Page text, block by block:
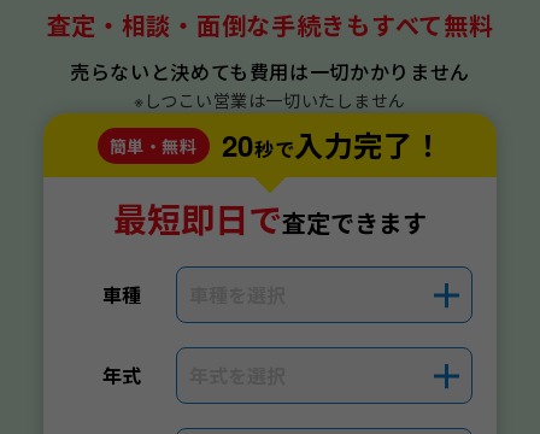
査定・相談・面倒な手続きもすべて無料
売らないと決めても費用は一切かかりません
※しつこい営業は一切いたしません
簡単・無料
20秒で入力完了！
最短即日で査定できます
車種 ＋
年式 ＋